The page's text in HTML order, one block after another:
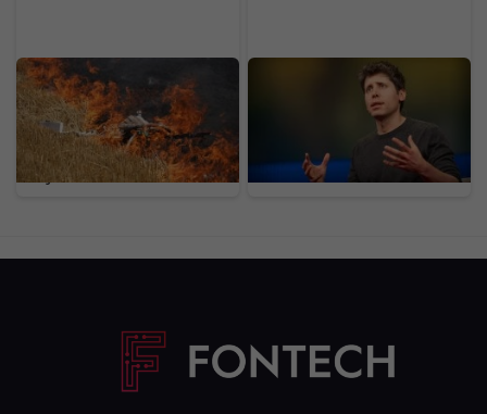
Rusko hlási doteraz
najmasívnejší útok:
Obrana zostrelila vyše
600 dronov, plamene
zachvátili jednu z
najväčších rafinérií
Altman s majetkom 2,9
miliardy eur: „Sme v
singularite.“ Radí, na čom
teraz začať pracovať, ak
chceš uspieť